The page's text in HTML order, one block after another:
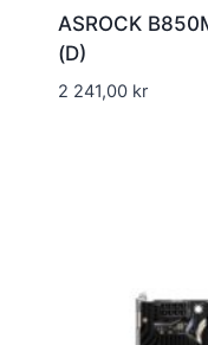
ASROCK
(D)
2 241,00 kr